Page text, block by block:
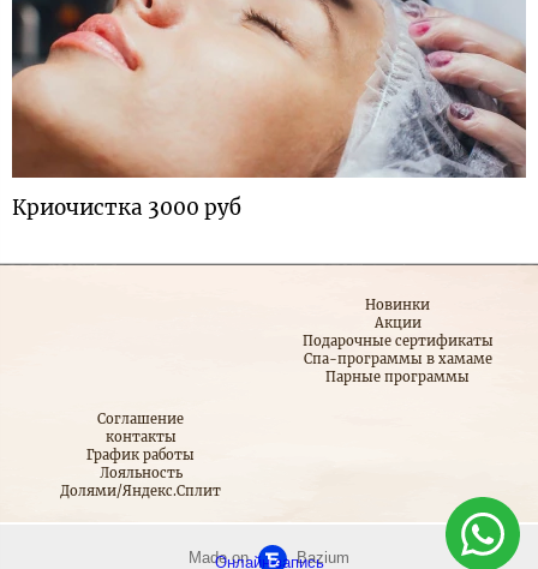
Онлайн-запись
Криочистка 3000 руб
Новинки
Акции
Подарочные сертификаты
Спа-программы в хамаме
Парные программы
Соглашение
контакты
График работы
Лояльность
Долями/Яндекс.Сплит
Made on Bazium